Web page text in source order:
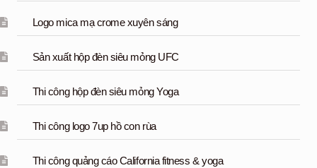
Logo mica mạ crome xuyên sáng
Sản xuất hộp đèn siêu mỏng UFC
Thi công hộp đèn siêu mỏng Yoga
Thi công logo 7up hồ con rùa
Thi công quảng cáo California fitness & yoga